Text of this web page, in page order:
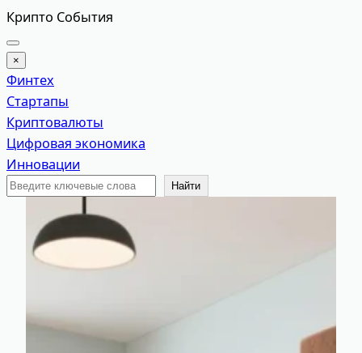
Перейти
к
содержимому
Крипто События
×
Финтех
Стартапы
Криптовалюты
Цифровая экономика
Инновации
Поиск
Найти